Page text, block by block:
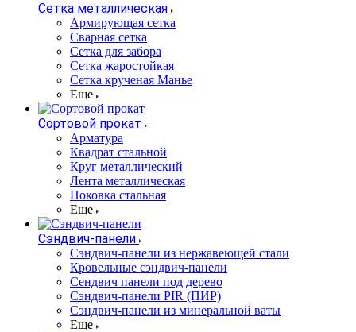
Сетка металлическая
Армирующая сетка
Сварная сетка
Сетка для забора
Сетка жаростойкая
Сетка крученая Манье
Еще
Сортовой прокат
Арматура
Квадрат стальной
Круг металлический
Лента металлическая
Поковка стальная
Еще
Сэндвич-панели
Cэндвич-панели из нержавеющей стали
Кровельные сэндвич-панели
Сендвич панели под дерево
Сэндвич-панели PIR (ПИР)
Сэндвич-панели из минеральной ваты
Еще